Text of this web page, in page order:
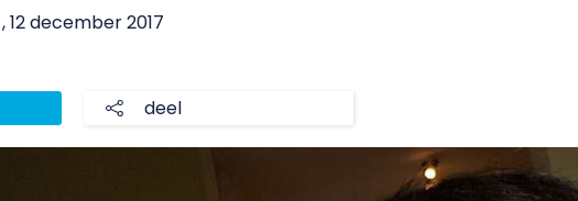
, 12 december 2017
deel